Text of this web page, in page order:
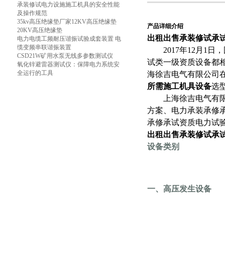
产品详细介绍
出租出售承装修试承
2017年12月1日，
试类一级资质设备都
海徐吉电气有限公司
所需施工机具设备选
上海徐吉电气有限
方案、电力承装承修
承修承试资质电力试
出租出售承装修试承
设备类别
一、高压发生设备
承装修试电力设施施工机具的安全性能
及操作规范
35kv高压绝缘垫厂家12KV高压绝缘垫
20KV高压绝缘垫
电力电缆工频耐压谐振试验成套装置 电
缆变频串联谐振装置
CSD21W矿用水泵无线多参数测试仪
氧化锌避雷器测试仪：保障电力系统安
全运行的工具